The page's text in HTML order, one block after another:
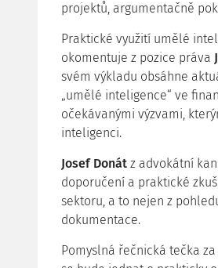
projektů, argumentačně
Praktické využití umělé
okomentuje z pozice práva
svém výkladu obsáhne
„umělé inteligence“ ve
očekávanými výzvami,
inteligenci.
Josef Donát z advokátní
doporučení a praktické
sektoru, a to nejen z
dokumentace.
Pomyslná řečnická tečka